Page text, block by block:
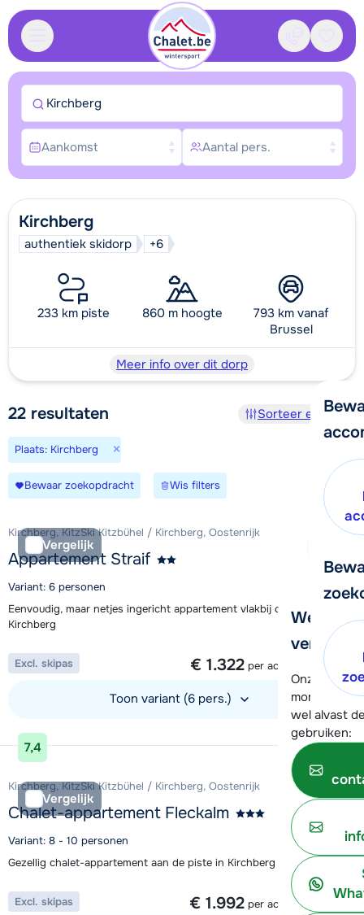
Contact
We
verder!
Onze
moment
wel alvast
gebruiken:
Kirchberg
authentiek skidorp +6
233 km piste 860 m hoogte
793 km vanaf
Brussel
Meer info over dit dorp
22 resultaten Sorteer en filter
Plaats: Kirchberg ×
Bewaar zoekopdracht Wis filters
Vergelijk
Kirchberg, KitzSki Kitzbühel / Kirchberg, Oostenrijk
Appartement Straif
Variant: 6 personen
Eenvoudig, maar netjes ingericht appartement vlakbij centrum
Kirchberg
1 week vanaf
€ 1.322 per accommodatie
Excl. skipas
Toon variant (6 pers.)
Bekijk accommodatie
7,4
Vergelijk
Kirchberg, KitzSki Kitzbühel / Kirchberg, Oostenrijk
Chalet-appartement Fleckalm
Variant: 8 - 10 personen
Gezellig chalet-appartement aan de piste in Kirchberg
1 week vanaf
€ 1.992 per accommodatie
Excl. skipas
Kirchberg
Aankomst Aantal pers.